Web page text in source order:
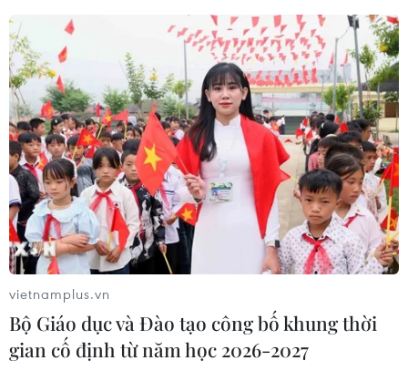
Ukraine tiếp tục dội UAV vào
kho hàng của nền tảng bán lẻ lớn tại
Nga
03/08/2026 15:02
Lãnh đạo EU kêu gọi 'hành động
thống nhất' về biên giới
03/08/2026 14:35
vietnamplus.vn
Bộ Giáo dục và Đào tạo công bố khung thời
gian cố định từ năm học 2026-2027